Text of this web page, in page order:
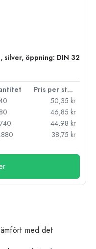
silver, öppning: DIN 32
Pris per styck
50,35 kr
46,85 kr
44,98 kr
38,75 kr
med det